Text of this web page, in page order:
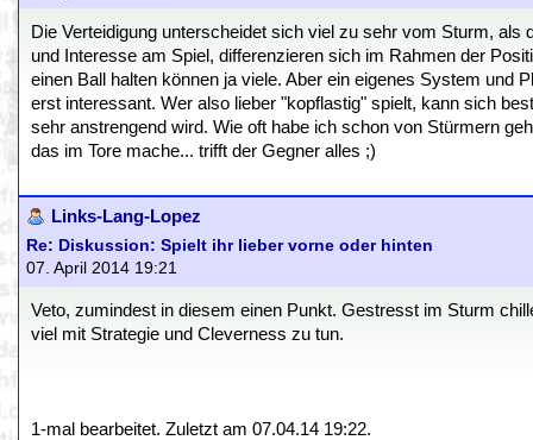
Die Verteidigung unterscheidet sich viel zu sehr vom Sturm,
und Interesse am Spiel, differenzieren sich im Rahmen der
einen Ball halten können ja viele. Aber ein eigenes System und
erst interessant. Wer also lieber "kopflastig" spielt, kann sich
sehr anstrengend wird. Wie oft habe ich schon von Stürmern
das im Tore mache... trifft der Gegner alles ;)
Links-Lang-Lopez
Re: Diskussion: Spielt ihr lieber vorne oder hinten
07. April 2014 19:21
Veto, zumindest in diesem einen Punkt. Gestresst im Sturm
viel mit Strategie und Cleverness zu tun.
1-mal bearbeitet. Zuletzt am 07.04.14 19:22.